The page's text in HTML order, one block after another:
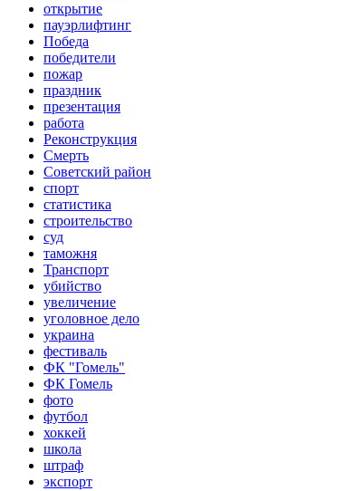
открытие
пауэрлифтинг
Победа
победители
пожар
праздник
презентация
работа
Реконструкция
Смерть
Советский район
спорт
статистика
строительство
суд
таможня
Транспорт
убийство
увеличение
уголовное дело
украина
фестиваль
ФК "Гомель"
ФК Гомель
фото
футбол
хоккей
школа
штраф
экспорт